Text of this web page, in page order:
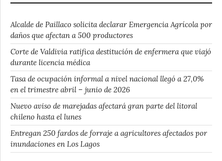
Alcalde de Paillaco solicita declarar Emergencia Agrícola por
daños que afectan a 500 productores
Corte de Valdivia ratifica destitución de enfermera que viajó
durante licencia médica
Tasa de ocupación informal a nivel nacional llegó a 27,0%
en el trimestre abril – junio de 2026
Nuevo aviso de marejadas afectará gran parte del litoral
chileno hasta el lunes
Entregan 250 fardos de forraje a agricultores afectados por
inundaciones en Los Lagos